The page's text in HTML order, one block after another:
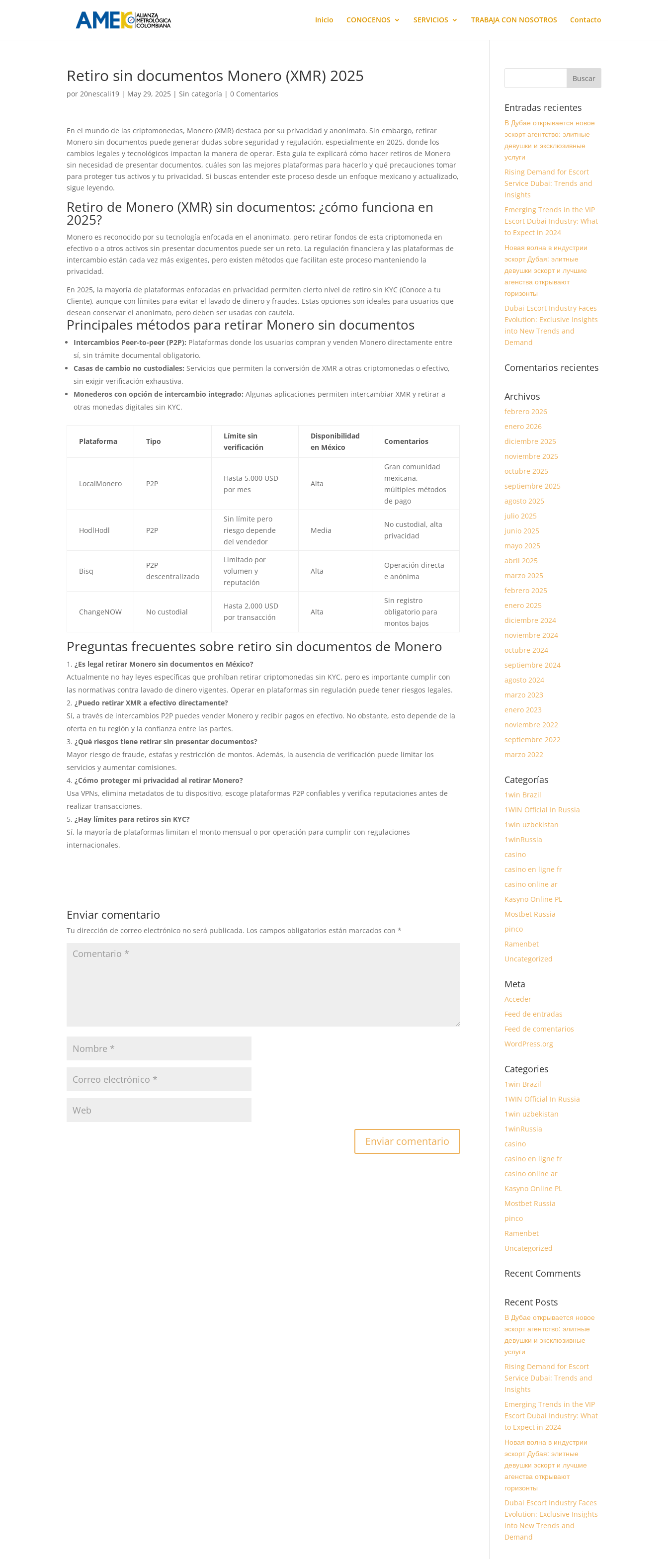
Inicio CONOCENOS SERVICIOS TRABAJA CON NOSOTROS Contacto
Retiro sin documentos Monero (XMR) 2025
por20nescali19 | May 29, 2025 | Sin categoría |0 Comentarios
En el mundo de las criptomonedas, Monero (XMR) destaca por su privacidad y anonimato. Sin embargo, retirar
Monero sin documentos puede generar dudas sobre seguridad y regulación, especialmente en 2025, donde los
cambios legales y tecnológicos impactan la manera de operar. Esta guía te explicará cómo hacer retiros de Monero
sin necesidad de presentar documentos, cuáles son las mejores plataformas para hacerlo y qué precauciones tomar
para proteger tus activos y tu privacidad. Si buscas entender este proceso desde un enfoque mexicano y actualizado,
sigue leyendo.
Retiro de Monero (XMR) sin documentos: ¿cómo funciona en
2025?
Monero es reconocido por su tecnología enfocada en el anonimato, pero retirar fondos de esta criptomoneda en
efectivo o a otros activos sin presentar documentos puede ser un reto. La regulación financiera y las plataformas de
intercambio están cada vez más exigentes, pero existen métodos que facilitan este proceso manteniendo la
privacidad.
En 2025, la mayoría de plataformas enfocadas en privacidad permiten cierto nivel de retiro sin KYC (Conoce a tu
Cliente), aunque con límites para evitar el lavado de dinero y fraudes. Estas opciones son ideales para usuarios que
desean conservar el anonimato, pero deben ser usadas con cautela.
Principales métodos para retirar Monero sin documentos
Intercambios Peer-to-peer (P2P): Plataformas donde los usuarios compran y venden Monero directamente entre
sí, sin trámite documental obligatorio.
Casas de cambio no custodiales: Servicios que permiten la conversión de XMR a otras criptomonedas o efectivo,
sin exigir verificación exhaustiva.
Monederos con opción de intercambio integrado: Algunas aplicaciones permiten intercambiar XMR y retirar a
otras monedas digitales sin KYC.
Plataforma Tipo
Límite sin
verificación
Disponibilidad
en México
Comentarios
LocalMonero P2P
Hasta 5,000 USD
por mes
Alta
Gran comunidad
mexicana,
múltiples métodos
de pago
HodlHodl P2P
Sin límite pero
riesgo depende
del vendedor
Media
No custodial, alta
privacidad
Bisq
P2P
descentralizado
Limitado por
volumen y
reputación
Alta
Operación directa
e anónima
ChangeNOW No custodial
Hasta 2,000 USD
por transacción
Alta
Sin registro
obligatorio para
montos bajos
Preguntas frecuentes sobre retiro sin documentos de Monero
¿Es legal retirar Monero sin documentos en México?
Actualmente no hay leyes específicas que prohíban retirar criptomonedas sin KYC, pero es importante cumplir con
las normativas contra lavado de dinero vigentes. Operar en plataformas sin regulación puede tener riesgos legales.
¿Puedo retirar XMR a efectivo directamente?
Sí, a través de intercambios P2P puedes vender Monero y recibir pagos en efectivo. No obstante, esto depende de la
oferta en tu región y la confianza entre las partes.
¿Qué riesgos tiene retirar sin presentar documentos?
Mayor riesgo de fraude, estafas y restricción de montos. Además, la ausencia de verificación puede limitar los
servicios y aumentar comisiones.
¿Cómo proteger mi privacidad al retirar Monero?
Usa VPNs, elimina metadatos de tu dispositivo, escoge plataformas P2P confiables y verifica reputaciones antes de
realizar transacciones.
¿Hay límites para retiros sin KYC?
Sí, la mayoría de plataformas limitan el monto mensual o por operación para cumplir con regulaciones
internacionales.
Enviar comentario
Tu dirección de correo electrónico no será publicada. Los campos obligatorios están marcados con*
Entradas recientes
В Дубае открывается новое
эскорт агентство: элитные
девушки и эксклюзивные
услуги
Rising Demand for Escort
Service Dubai: Trends and
Insights
Emerging Trends in the VIP
Escort Dubai Industry: What
to Expect in 2024
Новая волна в индустрии
эскорт Дубая: элитные
девушки эскорт и лучшие
агенства открывают
горизонты
Dubai Escort Industry Faces
Evolution: Exclusive Insights
into New Trends and
Demand
Comentarios recientes
Archivos
febrero 2026
enero 2026
diciembre 2025
noviembre 2025
octubre 2025
septiembre 2025
agosto 2025
julio 2025
junio 2025
mayo 2025
abril 2025
marzo 2025
febrero 2025
enero 2025
diciembre 2024
noviembre 2024
octubre 2024
septiembre 2024
agosto 2024
marzo 2023
enero 2023
noviembre 2022
septiembre 2022
marzo 2022
Categorías
1win Brazil
1WIN Official In Russia
1win uzbekistan
1winRussia
casino
casino en ligne fr
casino online ar
Kasyno Online PL
Mostbet Russia
pinco
Ramenbet
Uncategorized
Meta
Acceder
Feed de entradas
Feed de comentarios
WordPress.org
Categories
1win Brazil
1WIN Official In Russia
1win uzbekistan
1winRussia
casino
casino en ligne fr
casino online ar
Kasyno Online PL
Mostbet Russia
pinco
Ramenbet
Uncategorized
Recent Comments
Recent Posts
В Дубае открывается новое
эскорт агентство: элитные
девушки и эксклюзивные
услуги
Rising Demand for Escort
Service Dubai: Trends and
Insights
Emerging Trends in the VIP
Escort Dubai Industry: What
to Expect in 2024
Новая волна в индустрии
эскорт Дубая: элитные
девушки эскорт и лучшие
агенства открывают
горизонты
Dubai Escort Industry Faces
Evolution: Exclusive Insights
into New Trends and
Demand